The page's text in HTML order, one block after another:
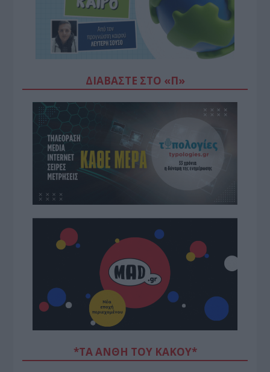
ΔΙΑΒΆΣΤΕ ΣΤΟ «Π»
*ΤΑ ΆΝΘΗ ΤΟΥ ΚΑΚΟΎ*